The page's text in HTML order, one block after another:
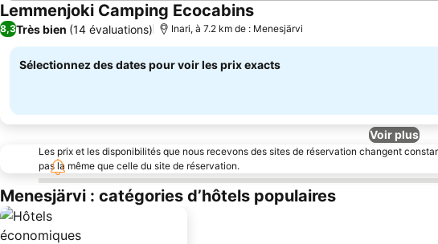
Lemmenjoki Camping EcocabinsConsulter les prix
8,3Très bien (14 évaluations) Inari, à 7.2 km de : Menesjärvi
Sélectionnez des dates pour voir les prix exacts
Voir plus
Les prix et les disponibilités que nous recevons des sites de réservation changent
pas la même que celle du site de réservation.
Menesjärvi : catégories d’hôtels populaires